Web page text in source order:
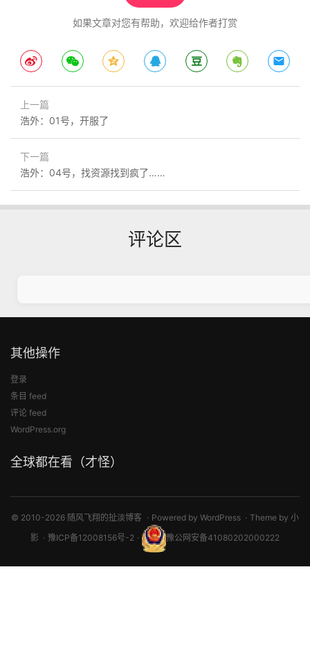
如果文章对您有帮助，欢迎给作者打赏
上一篇
浩外：01号，开服了
下一篇
浩外：04号，找资源找到疯了……
评论区
其他操作
登录
条目 feed
评论 feed
WordPress.org
全球都在看（才怪）
© 2010-2026 随风飞翔的扯淡博客 Powered by WordPress Theme by 小
影
豫ICP备12008156号-2 豫公网安备41080202000222